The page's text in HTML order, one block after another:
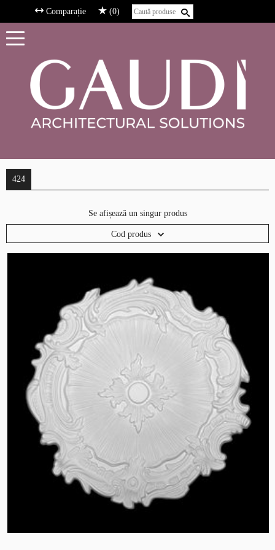
Comparație (0)
424
Se afișează un singur produs
Cod produs